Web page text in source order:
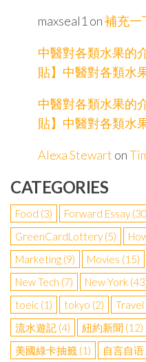
maxseal1 on補充一
中醫對各類水果的
貼】中醫對各類水
中醫對各類水果的
貼】中醫對各類水
Alexa Stewart on
CATEGORIES
Food (3) Forward Essay
GreenCardLottery (5)
Marketing (9) Movies (15)
New Tech (7) New York
toeic (1) tokyo (2) Travel
流水遊記 (4) 紐約新聞 (12)
美國綠卡抽籤 (1) 自言自语